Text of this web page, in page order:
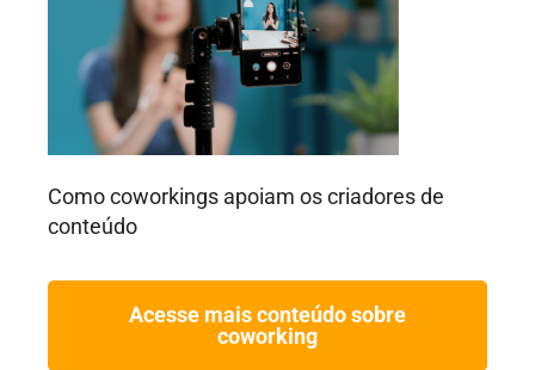
Como coworkings apoiam os criadores de
conteúdo
Acesse mais conteúdo sobre
coworking